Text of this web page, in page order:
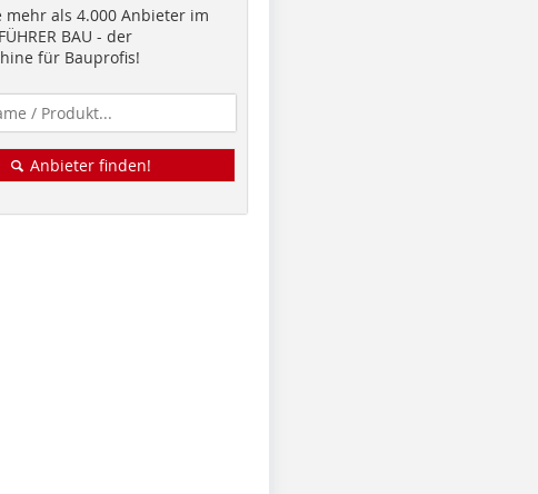
mehr als 4.000 Anbieter im
BAU - der
für Bauprofis!
Anbieter finden!